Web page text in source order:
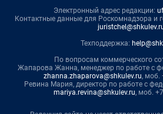
Электронный адрес редакции:
Контактные данные для Роскомнадзора и
Техподдержка:
По вопросам коммерческого
Жапарова Жанна, менеджер по работе с
zhanna.zhaparova@shkulev.ru, моб.
Ревина Мария, директор по работе с
mariya.revina@shkulev.ru, моб.